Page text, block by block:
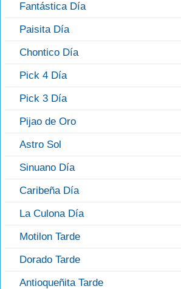
Fantástica Día
Paisita Día
Chontico Día
Pick 4 Día
Pick 3 Día
Pijao de Oro
Astro Sol
Sinuano Día
Caribeña Día
La Culona Día
Motilon Tarde
Dorado Tarde
Antioqueñita Tarde